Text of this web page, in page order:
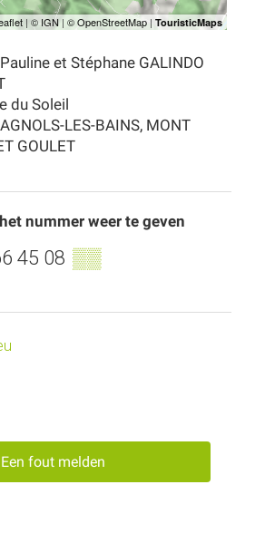
et Stéphane GALINDO
du Soleil
LES-BAINS, MONT
GOULET
nummer weer te geven
45 08 ▒▒
Een fout melden